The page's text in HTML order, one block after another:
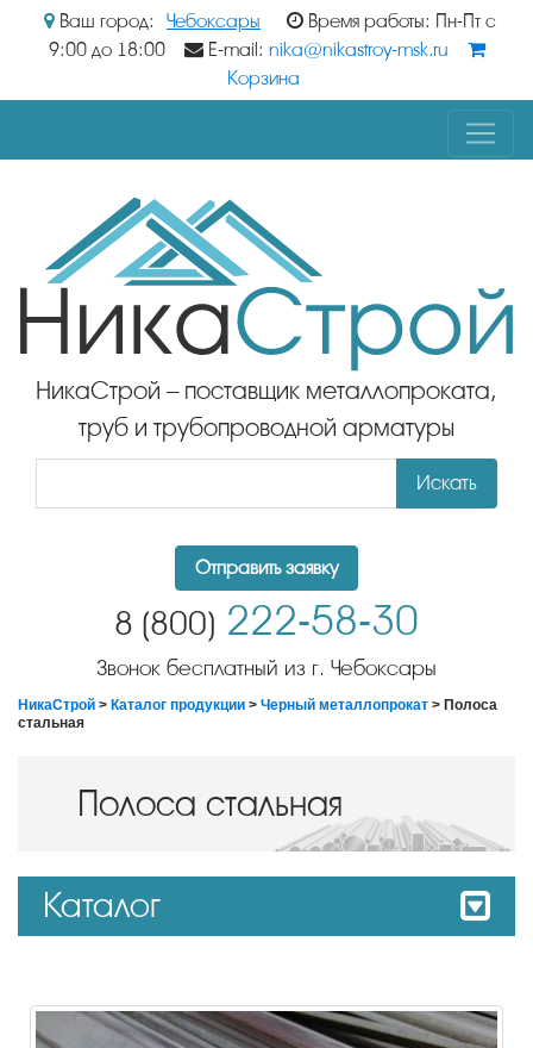
Ваш город: Чебоксары
Время работы: Пн-Пт с
9:00 до 18:00
E-mail: nika@nikastroy-msk.ru
Корзина
НикаСтрой – поставщик металлопроката,
труб и трубопроводной арматуры
Искать
Отправить заявку
8 (800) 222-58-30
Звонок бесплатный из г. Чебоксары
НикаСтрой > Каталог продукции > Черный металлопрокат > Полоса
стальная
Полоса стальная
Каталог